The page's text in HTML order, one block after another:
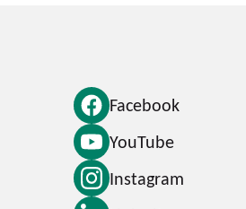
Facebook
YouTube
Instagram